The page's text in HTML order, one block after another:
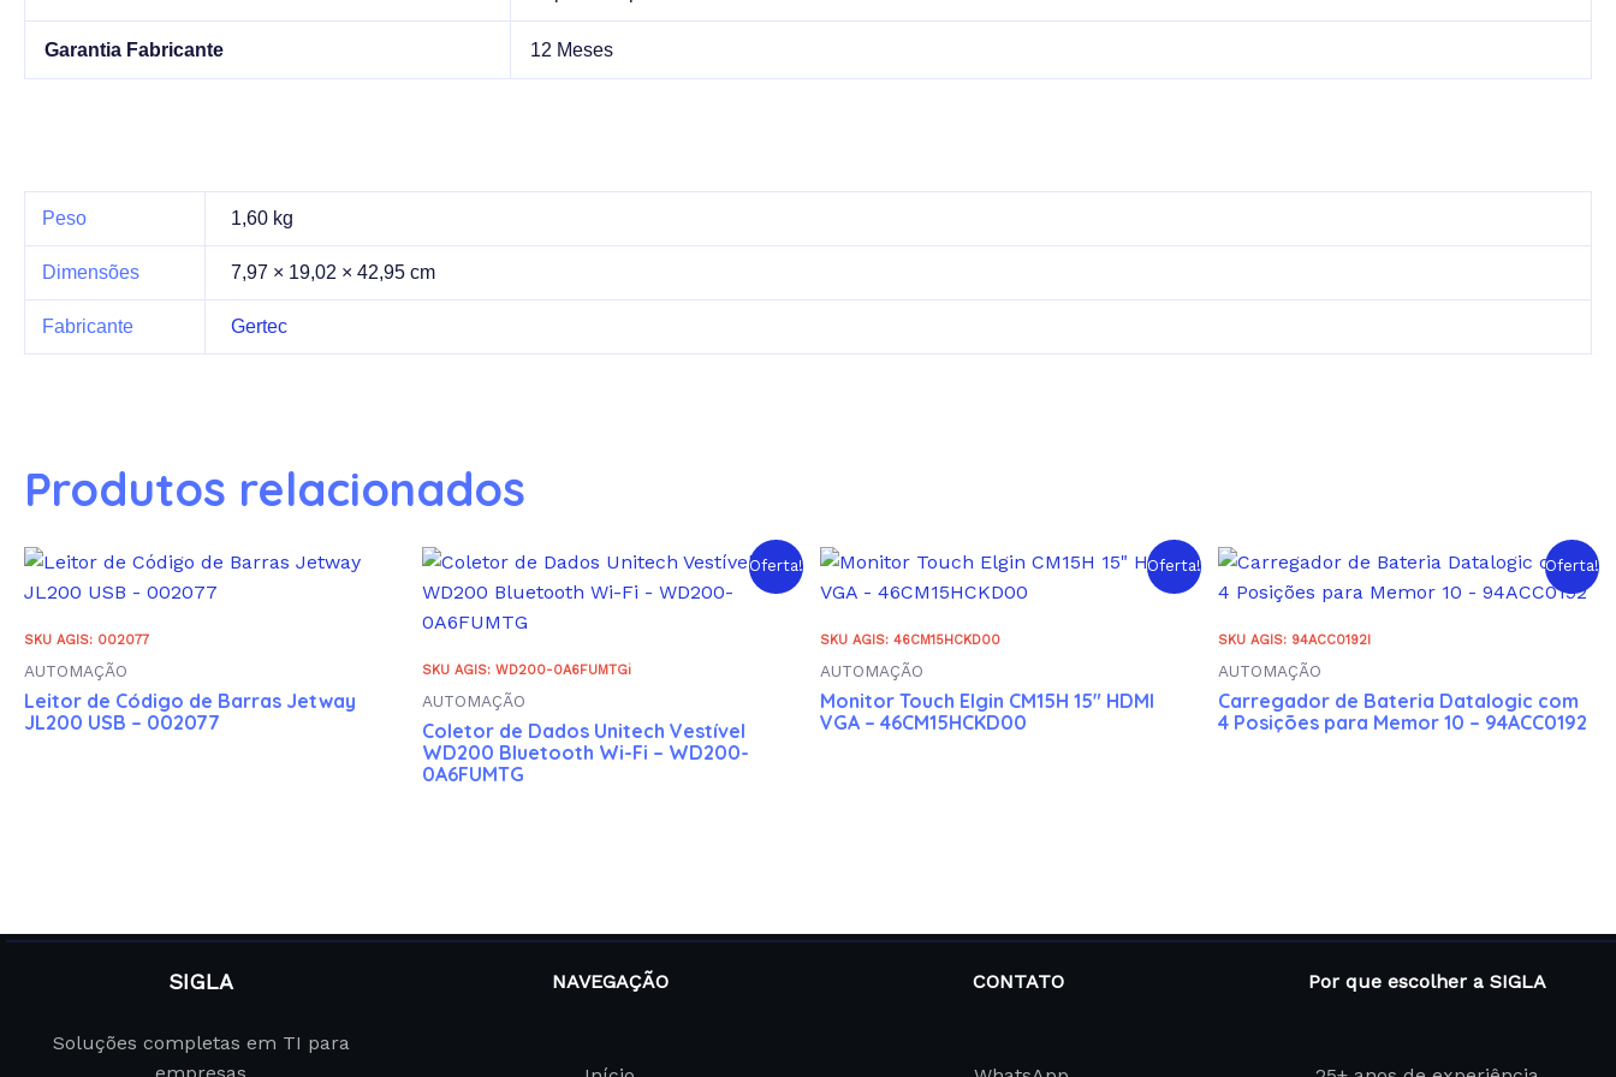
Garantia Fabricante 12 Meses
Peso 1,60 kg
Dimensões 7,97 × 19,02 × 42,95 cm
Fabricante Gertec
Produtos relacionados
SKU AGIS: 002077
AUTOMAÇÃO
Leitor de Código de Barras Jetway
JL200 USB – 002077
Oferta!
SKU AGIS: WD200-0A6FUMTGi
AUTOMAÇÃO
Coletor de Dados Unitech Vestível
WD200 Bluetooth Wi-Fi – WD200-
0A6FUMTG
Oferta!
SKU AGIS: 46CM15HCKD00
AUTOMAÇÃO
Monitor Touch Elgin CM15H 15″ HDMI
VGA – 46CM15HCKD00
Oferta!
SKU AGIS: 94ACC0192I
AUTOMAÇÃO
Carregador de Bateria Datalogic com
4 Posições para Memor 10 – 94ACC0192
SIGLA
Soluções completas em TI para
NAVEGAÇÃO CONTATO Por que escolher a SIGLA